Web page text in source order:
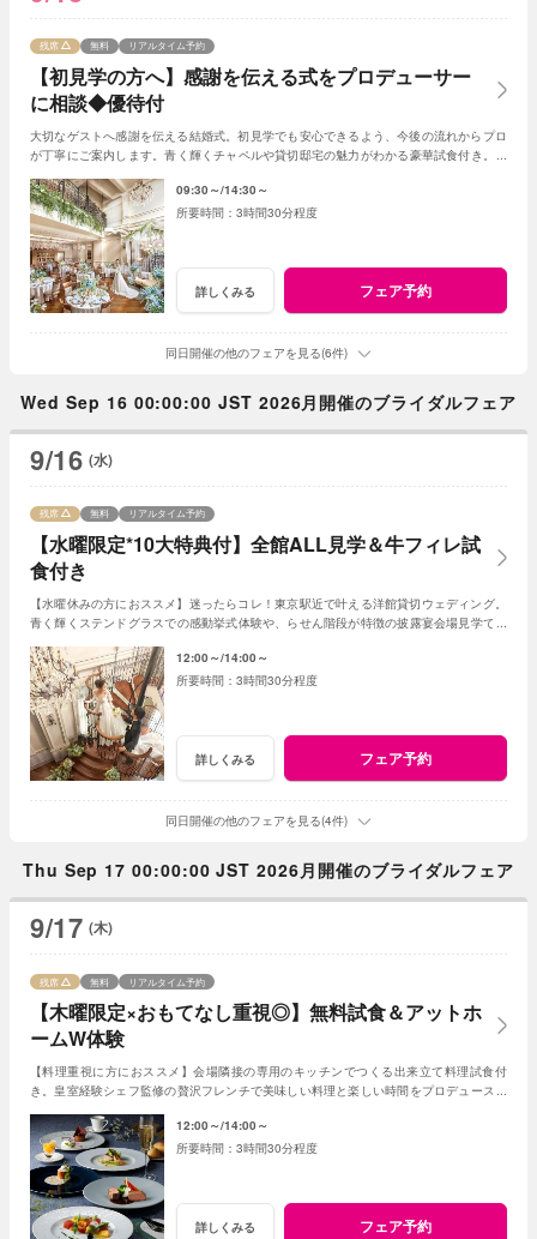
【初見学の方へ】感謝を伝える式をプロデューサー
に相談◆優待付
残席 無料 リアルタイム予約
大切なゲストへ感謝を伝える結婚式。初見学でも安心できるよう、今後の流れからプロ
が丁寧にご案内します。青く輝くチャペルや貸切邸宅の魅力がわかる豪華試食付き。お
09:30～ 14:30～
3時間30分程度
詳しくみる フェア予約
同日開催の他のフェアを見る(6件)
Wed Sep 16 00:00:00 JST 2026月開催のブライダルフェア
9/16 (水)
【水曜限定*10大特典付】全館ALL見学＆牛フィレ試
食付き
残席 無料 リアルタイム予約
【水曜休みの方におススメ】迷ったらコレ！東京駅近で叶える洋館貸切ウェディング。
青く輝くステンドグラスでの感動挙式体験や、らせん階段が特徴の披露宴会場見学でイ
12:00～ 14:00～
3時間30分程度
詳しくみる フェア予約
同日開催の他のフェアを見る(4件)
Thu Sep 17 00:00:00 JST 2026月開催のブライダルフェア
9/17 (木)
【木曜限定×おもてなし重視◎】無料試食＆アットホ
ームW体験
残席 無料 リアルタイム予約
【料理重視に方におススメ】会場隣接の専用のキッチンでつくる出来立て料理試食付
き。皇室経験シェフ監修の贅沢フレンチで美味しい料理と楽しい時間をプロデュース！
12:00～ 14:00～
3時間30分程度
詳しくみる フェア予約